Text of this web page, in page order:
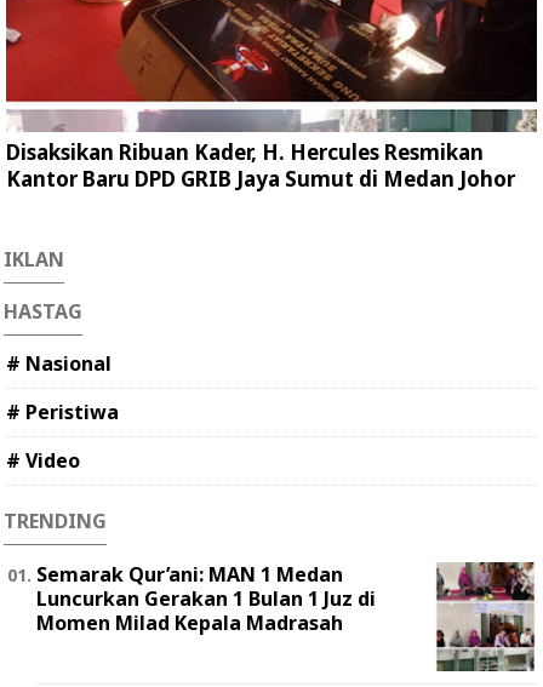
Disaksikan Ribuan Kader, H. Hercules Resmikan
Kantor Baru DPD GRIB Jaya Sumut di Medan Johor
IKLAN
HASTAG
# Nasional
# Peristiwa
# Video
TRENDING
Semarak Qur’ani: MAN 1 Medan
Luncurkan Gerakan 1 Bulan 1 Juz di
Momen Milad Kepala Madrasah